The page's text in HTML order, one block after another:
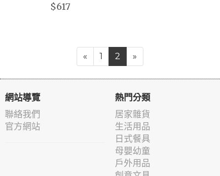
$617
« 1 2 »
網站導覽
聯絡我們
官方網站
熱門分類
居家雜貨
生活用品
日式餐具
母嬰幼童
戶外用品